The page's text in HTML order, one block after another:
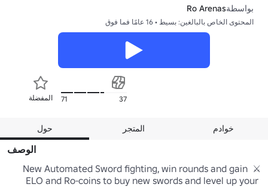
بواسطةRo Arenas
المحتوى الخاص بالبالغين: بسيط • 16 عامًا فما فوق
المفضلة 71 37
حول المتجر خوادم
الوصف
⚔️ New Automated Sword fighting, win rounds and gain
ELO and Ro-coins to buy new swords and level up your